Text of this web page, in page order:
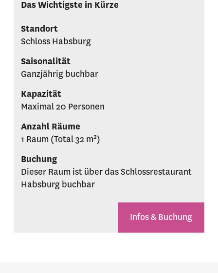
Das Wichtigste in Kürze
Standort
Schloss Habsburg
Saisonalität
Ganzjährig buchbar
Kapazität
Maximal 20 Personen
Anzahl Räume
1 Raum (Total 32 m2)
Buchung
Dieser Raum ist über das Schlossrestaurant
Habsburg buchbar
Infos & Buchung